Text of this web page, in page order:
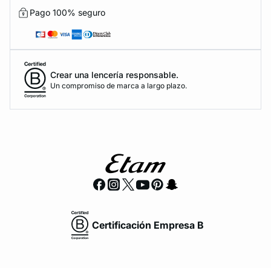
Pago 100% seguro
Crear una lencería responsable.
Un compromiso de marca a largo plazo.
Certificación Empresa B